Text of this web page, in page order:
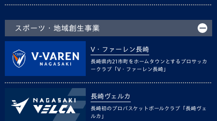
スポーツ・地域創生事業
V・ファーレン長崎
長崎県内21市町をホームタウンとするプロサッカ
ークラブ「V・ファーレン長崎」
長崎ヴェルカ
長崎初のプロバスケットボールクラブ「長崎ヴェ
ルカ」